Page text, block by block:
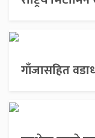
गाँजासहित